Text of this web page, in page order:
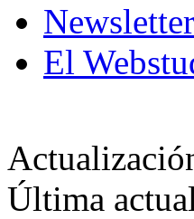
Newsletter
El
Última